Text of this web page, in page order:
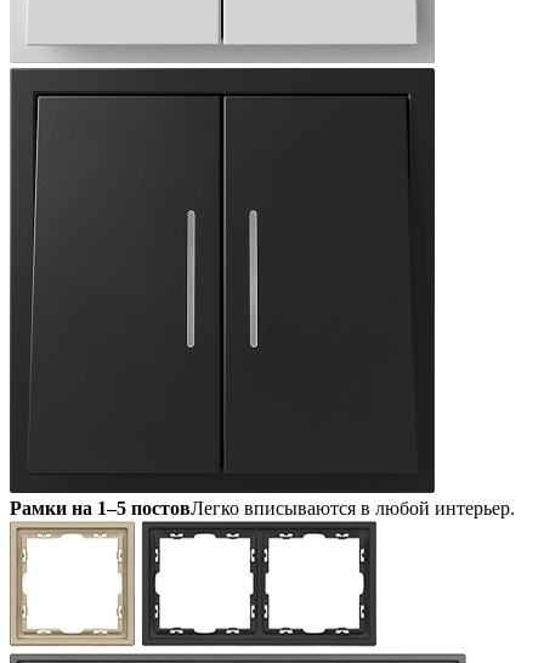
Рамки на 1–5 постовЛегко вписываются в любой интерьер.